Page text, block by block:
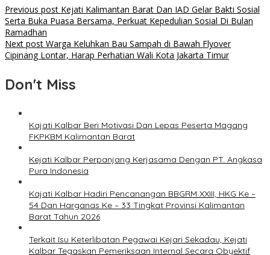
Post
navigation
Previous post Kejati Kalimantan Barat Dan IAD Gelar Bakti Sosial
Serta Buka Puasa Bersama, Perkuat Kepedulian Sosial Di Bulan
Ramadhan
Next post Warga Keluhkan Bau Sampah di Bawah Flyover
Cipinang Lontar, Harap Perhatian Wali Kota Jakarta Timur
Don't Miss
Kajati Kalbar Beri Motivasi Dan Lepas Peserta Magang
FKPKBM Kalimantan Barat
Kejati Kalbar Perpanjang Kerjasama Dengan PT. Angkasa
Pura Indonesia
Kajati Kalbar Hadiri Pencanangan BBGRM XXIII, HKG Ke –
54 Dan Harganas Ke – 33 Tingkat Provinsi Kalimantan
Barat Tahun 2026
Terkait Isu Keterlibatan Pegawai Kejari Sekadau, Kejati
Kalbar Tegaskan Pemeriksaan Internal Secara Obyektif